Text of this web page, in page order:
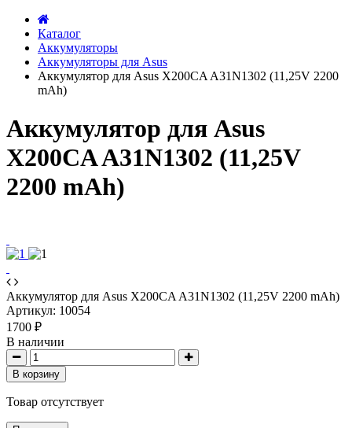
Каталог
Аккумуляторы
Аккумуляторы для Asus
Аккумулятор для Asus X200CA A31N1302 (11,25V 2200
mAh)
Аккумулятор для Asus
X200CA A31N1302 (11,25V
2200 mAh)
Аккумулятор для Asus X200CA A31N1302 (11,25V 2200 mAh)
Артикул: 10054
1700 ₽
В наличии
В корзину
Товар отсутствует